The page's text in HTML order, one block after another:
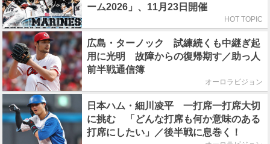
ーム2026」、11月23日開催
HOT TOPIC
広島・ターノック 試練続くも中継ぎ起
用に光明 故障からの復帰期す／助っ人
前半戦通信簿
オーロラビジョン
日本ハム・細川凌平 一打席一打席大切
に挑む 「どんな打席も何か意味のある
打席にしたい」／後半戦に息巻く！